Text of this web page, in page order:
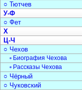
○ Тютчев
У-Ф
○ Фет
Х
Ц-Ч
○ Чехов
▫ Биография Чехова
▫ Рассказы Чехова
○ Чёрный
○ Чуковский